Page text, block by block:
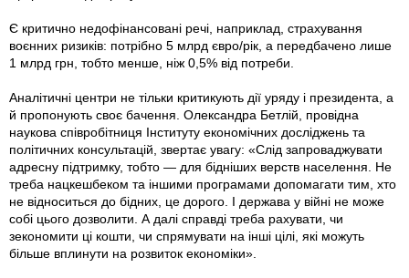
Є критично недофінансовані речі, наприклад, страхування
воєнних ризиків: потрібно 5 млрд євро/рік, а передбачено лише
1 млрд грн, тобто менше, ніж 0,5% від потреби.
Аналітичні центри не тільки критикують дії уряду і президента, а
й пропонують своє бачення. Олександра Бетлій, провідна
наукова співробітниця Інституту економічних досліджень та
політичних консультацій, звертає увагу: «Слід запроваджувати
адресну підтримку, тобто — для бідніших верств населення. Не
треба нацкешбеком та іншими програмами допомагати тим, хто
не відноситься до бідних, це дорого. І держава у війні не може
собі цього дозволити. А далі справді треба рахувати, чи
зекономити ці кошти, чи спрямувати на інші цілі, які можуть
більше вплинути на розвиток економіки».